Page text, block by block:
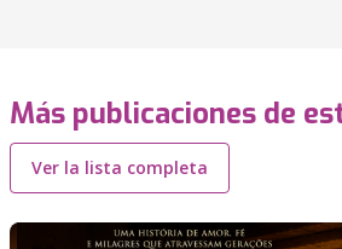
Más publicaciones de
Ver la lista completa